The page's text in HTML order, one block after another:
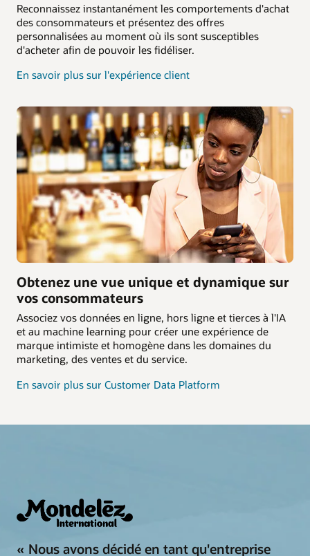
Reconnaissez instantanément les comportements d'achat
des consommateurs et présentez des offres
personnalisées au moment où ils sont susceptibles
d'acheter afin de pouvoir les fidéliser.
En savoir plus sur l'expérience client
Obtenez une vue unique et dynamique sur
vos consommateurs
Associez vos données en ligne, hors ligne et tierces à l'IA
et au machine learning pour créer une expérience de
marque intimiste et homogène dans les domaines du
marketing, des ventes et du service.
En savoir plus sur Customer Data Platform
« Nous avons décidé en tant qu'entreprise